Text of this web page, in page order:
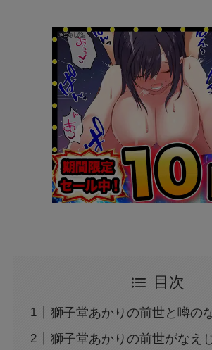
目次
獅子堂あかりの前世と噂の
獅子堂あかりの前世がなえ